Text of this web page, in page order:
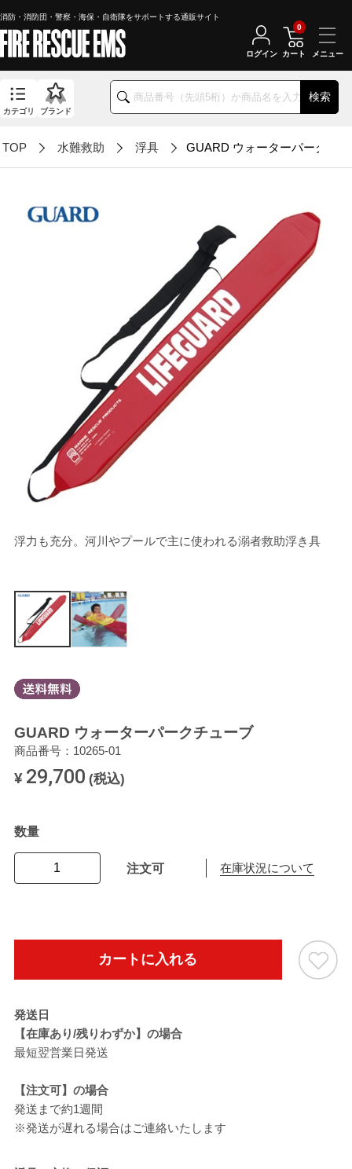
消防・消防団・警察・海保・自衛隊をサポートする通販サイト
検索
カテゴリ ブランド
ログイン カート
0
TOP 水難救助 浮具 GUARD ウォーターパークチ
浮力も充分。河川やプールで主に使われる溺者救助浮き具
GUARD ウォーターパークチューブ
商品番号：10265-01
¥ 29,700 (税込)
数量
注文可 在庫状況について
カートに入れる
発送日
【在庫あり/残りわずか】の場合
最短翌営業日発送
【注文可】の場合
発送まで約1週間
※発送が遅れる場合はご連絡いたします